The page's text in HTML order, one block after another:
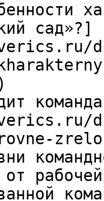
сад»?]
от